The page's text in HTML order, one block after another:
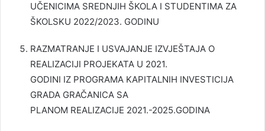
UČENICIMA SREDNJIH ŠKOLA I STUDENTIMA ZA
ŠKOLSKU 2022/2023. GODINU
RAZMATRANJE I USVAJANJE IZVJEŠTAJA O
REALIZACIJI PROJEKATA U 2021.
GODINI IZ PROGRAMA KAPITALNIH INVESTICIJA
GRADA GRAČANICA SA
PLANOM REALIZACIJE 2021.-2025.GODINA